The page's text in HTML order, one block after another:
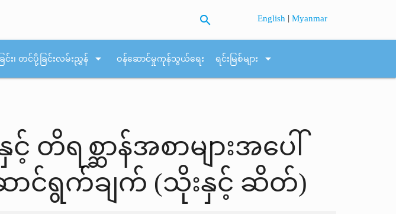
search English |Myanmar
င်း၊ တင်ပို့ခြင်းလမ်းညွှန် arrow_drop_down ဝန်ဆောင်မှုကုန်သွယ်ရေး ရင်းမြစ်များ arrow_drop_down
တိရစ္ဆာန်အစာများအပေါ်
ဆောင်ရွက်ချက် (သိုးနှင့် ဆိတ်)